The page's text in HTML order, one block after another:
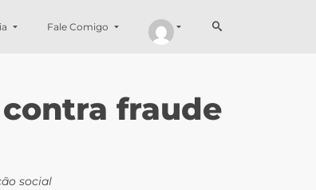
Fale Comigo
contra fraude
social